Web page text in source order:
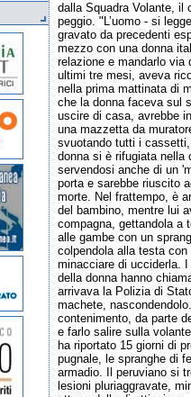
dalla Squadra Volante, il
peggio. "L’uomo - si
gravato da precedenti
mezzo con una donna
relazione e mandarlo via
ultimi tre mesi, aveva
nella prima mattinata di
che la donna faceva sul
uscire di casa, avrebbe
una mazzetta da
svuotando tutti i
donna si è rifugiata nella
servendosi anche di un
porta e sarebbe riuscito
morte. Nel frattempo, è
del bambino, mentre lui
compagna, gettandola a
alle gambe con un
colpendola alla testa
minacciare di ucciderla.
della donna hanno
arrivava la Polizia di
machete,
contenimento, da parte
e farlo salire sulla
ha riportato 15 giorni di
pugnale, le spranghe di
armadio. Il peruviano si
lesioni pluriaggravate,